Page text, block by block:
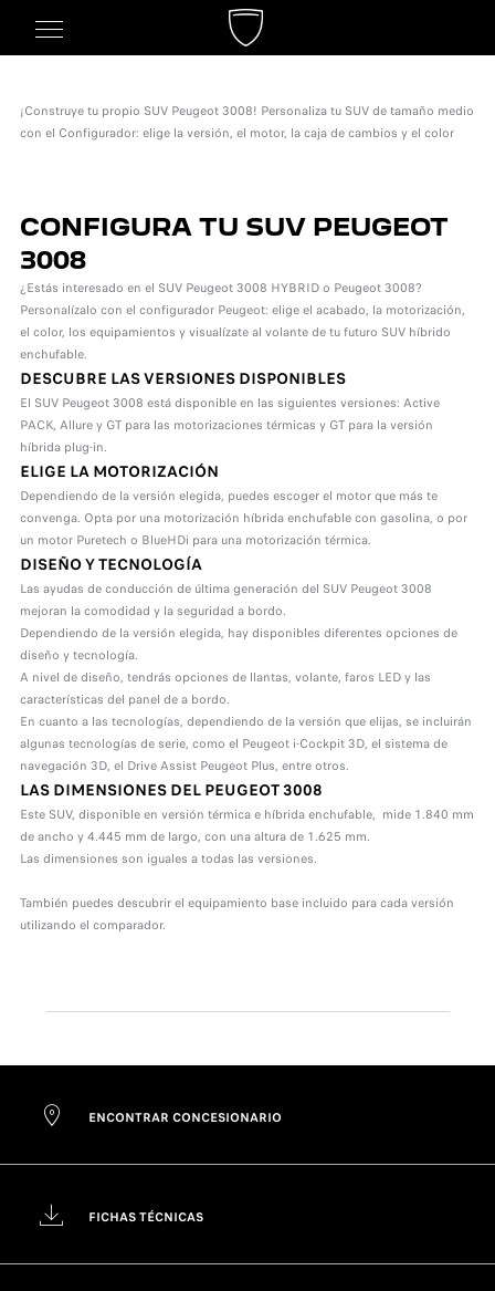
¡Construye tu propio SUV Peugeot 3008! Personaliza tu SUV de tamaño medio
con el Configurador: elige la versión, el motor, la caja de cambios y el color
CONFIGURA TU SUV PEUGEOT
3008
¿Estás interesado en el SUV Peugeot 3008 HYBRID o Peugeot 3008?
Personalízalo con el configurador Peugeot: elige el acabado, la motorización,
el color, los equipamientos y visualízate al volante de tu futuro SUV híbrido
enchufable.
DESCUBRE LAS VERSIONES DISPONIBLES
El SUV Peugeot 3008 está disponible en las siguientes versiones: Active
PACK, Allure y GT para las motorizaciones térmicas y GT para la versión
híbrida plug-in.
ELIGE LA MOTORIZACIÓN
Dependiendo de la versión elegida, puedes escoger el motor que más te
convenga. Opta por una motorización híbrida enchufable con gasolina, o por
un motor Puretech o BlueHDi para una motorización térmica.
DISEÑO Y TECNOLOGÍA
Las ayudas de conducción de última generación del SUV Peugeot 3008
mejoran la comodidad y la seguridad a bordo.
Dependiendo de la versión elegida, hay disponibles diferentes opciones de
diseño y tecnología.
A nivel de diseño, tendrás opciones de llantas, volante, faros LED y las
características del panel de a bordo.
En cuanto a las tecnologías, dependiendo de la versión que elijas, se incluirán
algunas tecnologías de serie, como el Peugeot i-Cockpit 3D, el sistema de
navegación 3D, el Drive Assist Peugeot Plus, entre otros.
LAS DIMENSIONES DEL PEUGEOT 3008
Este SUV, disponible en versión térmica e híbrida enchufable, mide 1.840 mm
de ancho y 4.445 mm de largo, con una altura de 1.625 mm.
Las dimensiones son iguales a todas las versiones.
También puedes descubrir el equipamiento base incluido para cada versión
utilizando el comparador.
ENCONTRAR CONCESIONARIO
FICHAS TÉCNICAS